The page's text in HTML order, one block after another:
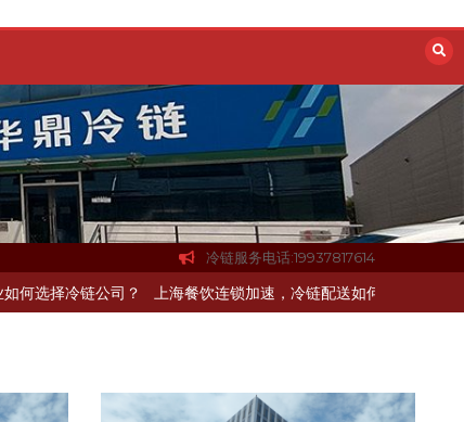
冷链服务电话:19937817614
杭州中央厨房布局餐饮连锁，冷链配送如何打通关键一环